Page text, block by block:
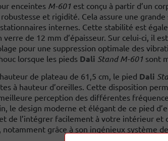
enceintes M-601est conçu à partir d’un
et rigidité. Cela assure une
internes. Cette stabilité est
verre de 12 mm d’épaisseur. Sur celui-ci, il
pour une suppression optimale des
lorsque les pieds Dali Stand M-601sont
de plateau de 61,5 cm, le pied Dali
à hauteur d’oreilles. Cette disposition
perception des différentes
le design moderne et élégant de ce pied
de l’intégrer facilement à votre intérieur et
notamment grâce à son ingénieux système